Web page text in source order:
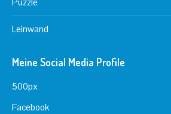
Leinwand
Meine Social Media Profile
500px
Facebook